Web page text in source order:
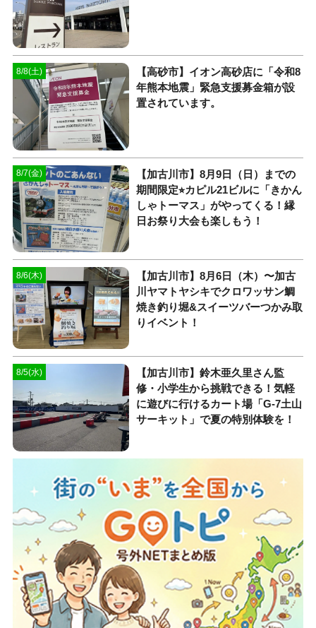
8/8(土)
【高砂市】イオン高砂店に「令和8
年熊本地震」緊急支援募金箱が設
置されています。
8/7(金)
【加古川市】8月9日（日）までの
期間限定⭐︎カピル21ビルに「きかん
しゃトーマス」がやってくる！縁
日お祭り大会も楽しもう！
8/6(木)
【加古川市】8月6日（木）〜加古
川ヤマトヤシキでクロワッサン鯛
焼き釣り堀&スイーツバーつかみ取
りイベント！
8/5(水)
【加古川市】鈴木亜久里さん監
修・小学生から挑戦できる！気軽
に遊びに行けるカート場「G-7土山
サーキット」で夏の特別体験を！